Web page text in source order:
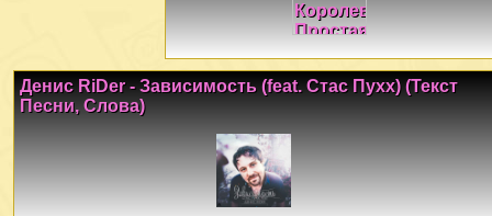
Денис RiDer - Зависимость (feat. Стас Пухх) (Текст
Песни, Слова)